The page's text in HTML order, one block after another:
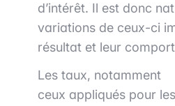
d’intérêt. Il est donc
variations de ceux-ci
résultat et leur
Les taux, notamment
ceux appliqués pour